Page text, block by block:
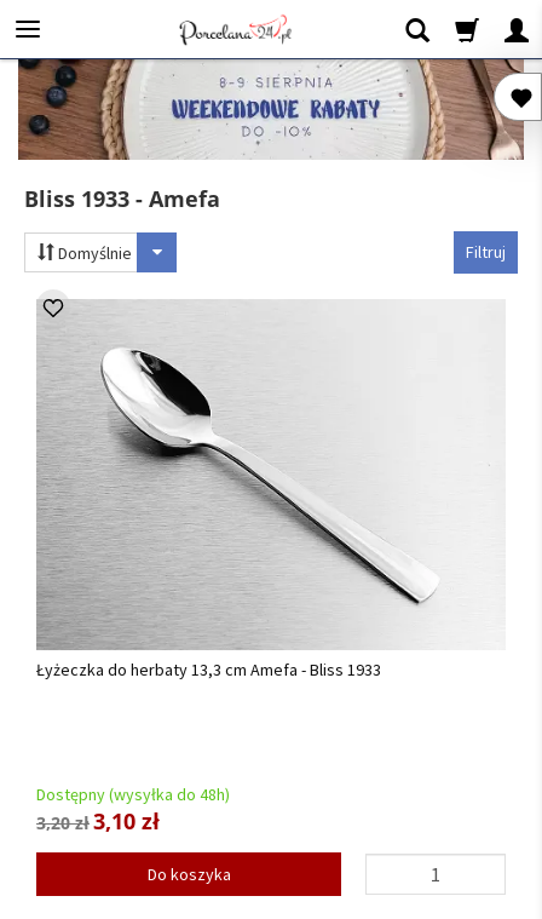
Bliss 1933 - Amefa
Filtruj
Domyślnie
Łyżeczka do herbaty 13,3 cm Amefa - Bliss 1933
Dostępny (wysyłka do 48h)
3,20 zł3,10 zł
Do koszyka